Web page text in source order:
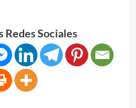
Redes Sociales